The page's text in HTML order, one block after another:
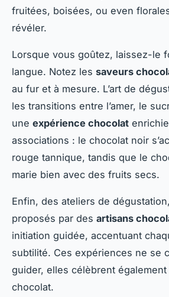
fruitées, boisées, ou even
révéler.
Lorsque vous goûtez, laissez-le
langue. Notez les saveurs
au fur et à mesure. L’art de
les transitions entre l’amer, le
une expérience chocolat
associations : le chocolat noir
rouge tannique, tandis que le
marie bien avec des fruits secs.
Enfin, des ateliers de
proposés par des artisans
initiation guidée, accentuant
subtilité. Ces expériences ne se
guider, elles célèbrent
chocolat.